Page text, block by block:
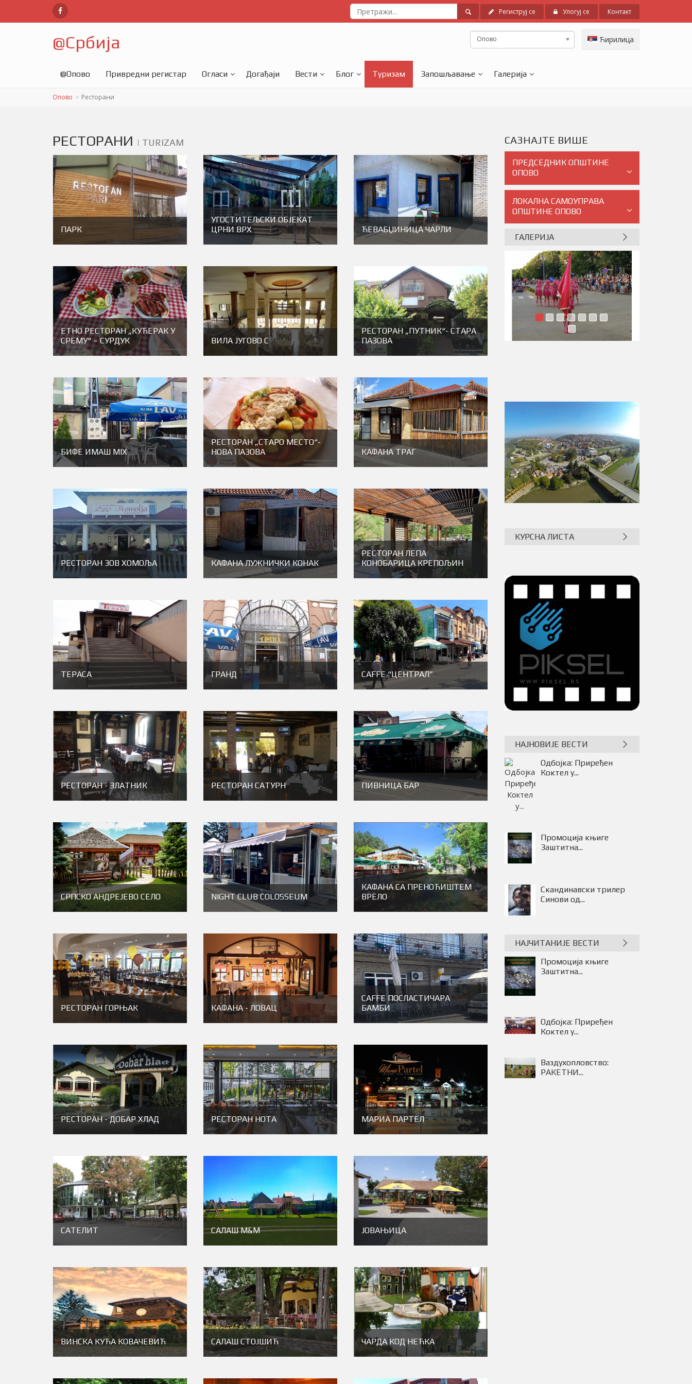
Региструј се Улогуј се Контакт
@Србија Опово Ћирилица
@Опово Привредни регистар Огласи Догађаји Вести Блог Туризам Запошљавање Галерија
Опово Ресторани
РЕСТОРАНИ | TURIZAM
ПАРК
УГОСТИТЕЉСКИ ОБJЕКАТ
ЦРНИ ВРХ
ЋЕВАБЏИНИЦА ЧАРЛИ
ЕТНО РЕСТОРАН „КУЋЕРАК У
СРЕМУ“ – СУРДУК
ВИЛА JУГОВО С
РЕСТОРАН „ПУТНИК“- СТАРА
ПАЗОВА
БИФЕ ИМАШ МIX
РЕСТОРАН „СТАРО МЕСТО“-
НОВА ПАЗОВА
КАФАНА ТРАГ
РЕСТОРАН ЗОВ ХОМОЉА КАФАНА ЛУЖНИЧКИ КОНАК
РЕСТОРАН ЛЕПА
КОНОБАРИЦА КРЕПОЉИН
ТЕРАСА ГРАНД CAFFE “ЦЕНТРАЛ”
РЕСТОРАН - ЗЛАТНИК РЕСТОРАН САТУРН ПИВНИЦА БАР
СРПСКО АНДРЕЈЕВО СЕЛО NIGHT CLUB COLOSSEUM
КАФАНА СА ПРЕНОЋИШТЕМ
ВРЕЛО
РЕСТОРАН ГОРЊАК КАФАНА - ЛОВАЦ
CAFFE ПОСЛАСТИЧАРА
БАМБИ
РЕСТОРАН - ДОБАР ХЛАД РЕСТОРАН НОТА МАРИА ПАРТЕЛ
САТЕЛИТ САЛАШ М&М ЈОВАЊИЦА
ВИНСКА КУЋА КОВАЧЕВИЋ САЛАШ СТОЈШИЋ ЧАРДА КОД НЕЋКА
САЗНАЈТЕ ВИШЕ
ПРЕДСЕДНИК ОПШТИНЕ
ОПОВО
ЛОКАЛНА САМОУПРАВА
ОПШТИНЕ ОПОВО
ГАЛЕРИЈА
КУРСНА ЛИСТА
НАЈНОВИЈЕ ВЕСТИ
Одбојка: Приређен
Коктел у...
Промоција књиге
Заштитна...
Скандинавски трилер
Синови од...
НАЈЧИТАНИЈЕ ВЕСТИ
Промоција књиге
Заштитна...
Одбојка: Приређен
Коктел у...
Ваздухопловство:
РАКЕТНИ...